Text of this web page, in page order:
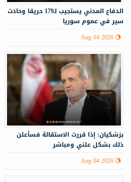
الدفاع المدني يستجيب لـ179 حريقا وحادث
سير في عموم سوريا
Aug 04 2026
بزشكيان: إذا قررت الاستقالة فسأعلن
ذلك بشكل علني ومباشر
Aug 04 2026